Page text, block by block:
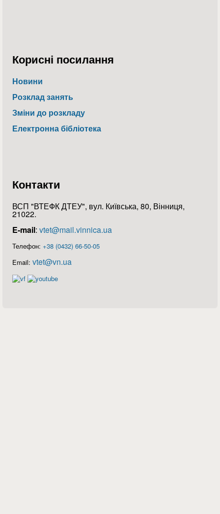
Корисні посилання
Новини
Розклад занять
Зміни до розкладу
Електронна бібліотека
Контакти
ВСП "ВТЕФК ДТЕУ", вул. Київська, 80, Вінниця,
21022.
E-mail: vtet@mail.vinnica.ua
Телефон: +38 (0432) 66-50-05
Email: vtet@vn.ua